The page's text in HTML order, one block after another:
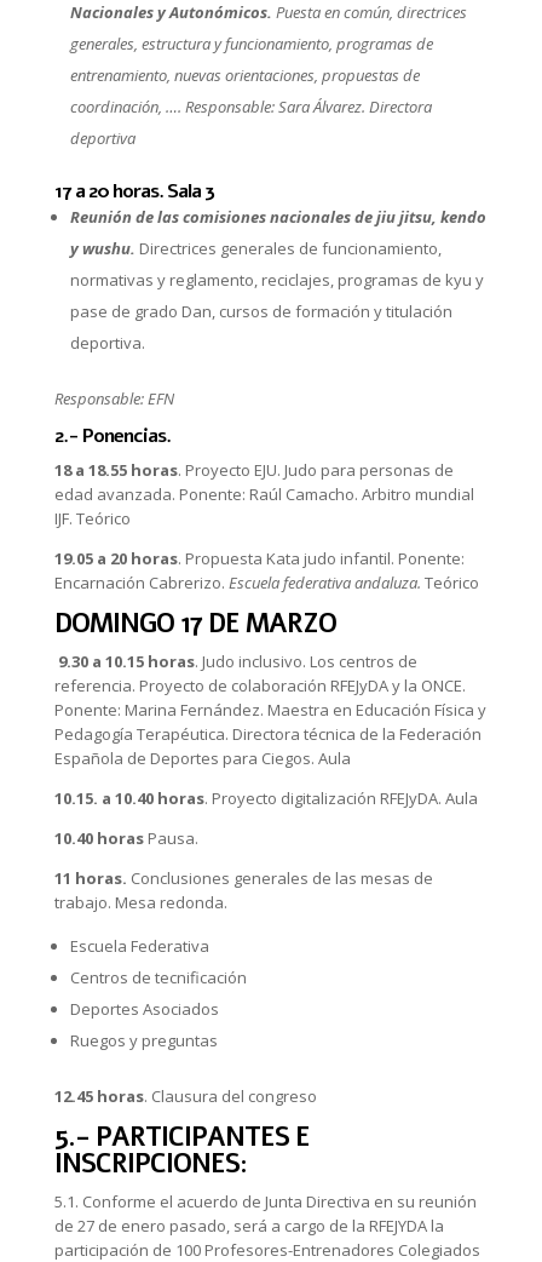
Nacionales y Autonómicos. Puesta en común, directrices
generales, estructura y funcionamiento, programas de
entrenamiento, nuevas orientaciones, propuestas de
coordinación, …. Responsable: Sara Álvarez. Directora
deportiva
17 a 20 horas. Sala 3
Reunión de las comisiones nacionales de jiu jitsu, kendo
y wushu. Directrices generales de funcionamiento,
normativas y reglamento, reciclajes, programas de kyu y
pase de grado Dan, cursos de formación y titulación
deportiva.
Responsable: EFN
2.- Ponencias.
18 a 18.55 horas. Proyecto EJU. Judo para personas de
edad avanzada. Ponente: Raúl Camacho. Arbitro mundial
IJF. Teórico
19.05 a 20 horas. Propuesta Kata judo infantil. Ponente:
Encarnación Cabrerizo. Escuela federativa andaluza. Teórico
DOMINGO 17 DE MARZO
9.30 a 10.15 horas. Judo inclusivo. Los centros de
referencia. Proyecto de colaboración RFEJyDA y la ONCE.
Ponente: Marina Fernández. Maestra en Educación Física y
Pedagogía Terapéutica. Directora técnica de la Federación
Española de Deportes para Ciegos. Aula
10.15. a 10.40 horas. Proyecto digitalización RFEJyDA. Aula
10.40 horas Pausa.
11 horas. Conclusiones generales de las mesas de
trabajo. Mesa redonda.
Escuela Federativa
Centros de tecnificación
Deportes Asociados
Ruegos y preguntas
12.45 horas. Clausura del congreso
5.- PARTICIPANTES E
INSCRIPCIONES:
5.1. Conforme el acuerdo de Junta Directiva en su reunión
de 27 de enero pasado, será a cargo de la RFEJYDA la
participación de 100 Profesores-Entrenadores Colegiados